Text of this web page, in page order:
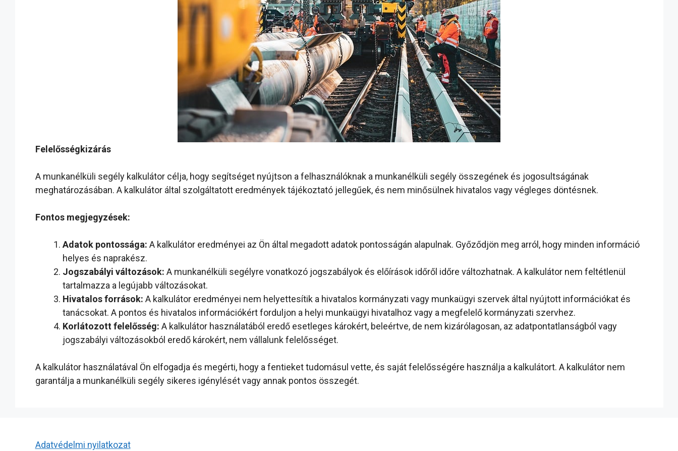
Felelősségkizárás
A munkanélküli segély kalkulátor célja, hogy segítséget nyújtson a felhasználóknak a munkanélküli segély összegének és jogosultságának
meghatározásában. A kalkulátor által szolgáltatott eredmények tájékoztató jellegűek, és nem minősülnek hivatalos vagy végleges döntésnek.
Fontos megjegyzések:
Adatok pontossága: A kalkulátor eredményei az Ön által megadott adatok pontosságán alapulnak. Győződjön meg arról, hogy minden információ
helyes és naprakész.
Jogszabályi változások: A munkanélküli segélyre vonatkozó jogszabályok és előírások időről időre változhatnak. A kalkulátor nem feltétlenül
tartalmazza a legújabb változásokat.
Hivatalos források: A kalkulátor eredményei nem helyettesítik a hivatalos kormányzati vagy munkaügyi szervek által nyújtott információkat és
tanácsokat. A pontos és hivatalos információkért forduljon a helyi munkaügyi hivatalhoz vagy a megfelelő kormányzati szervhez.
Korlátozott felelősség: A kalkulátor használatából eredő esetleges károkért, beleértve, de nem kizárólagosan, az adatpontatlanságból vagy
jogszabályi változásokból eredő károkért, nem vállalunk felelősséget.
A kalkulátor használatával Ön elfogadja és megérti, hogy a fentieket tudomásul vette, és saját felelősségére használja a kalkulátort. A kalkulátor nem
garantálja a munkanélküli segély sikeres igénylését vagy annak pontos összegét.
Adatvédelmi nyilatkozat